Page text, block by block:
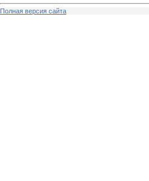
Полная версия сайта